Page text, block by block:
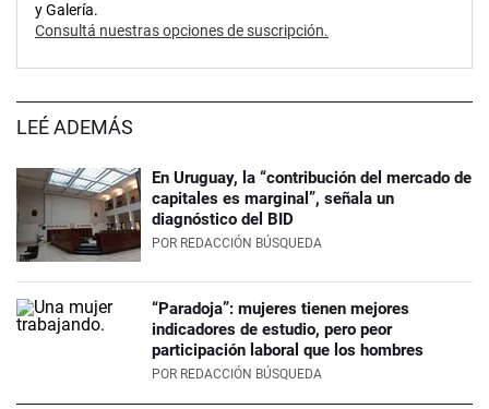
y Galería.
Consultá nuestras opciones de suscripción.
LEÉ ADEMÁS
En Uruguay, la “contribución del mercado de
capitales es marginal”, señala un
diagnóstico del BID
POR REDACCIÓN BÚSQUEDA
“Paradoja”: mujeres tienen mejores
indicadores de estudio, pero peor
participación laboral que los hombres
POR REDACCIÓN BÚSQUEDA